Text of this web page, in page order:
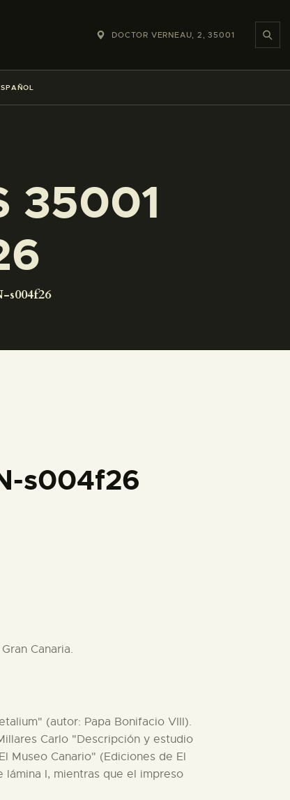
DOCTOR VERNEAU, 2, 35001
35001
s004f26
s004f26
Canaria.
(autor: Papa Bonifacio VIII).
Carlo "Descripción y estudio
Museo Canario" (Ediciones de El
lámina I, mientras que el impreso